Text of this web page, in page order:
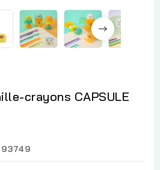
crayons CAPSULE